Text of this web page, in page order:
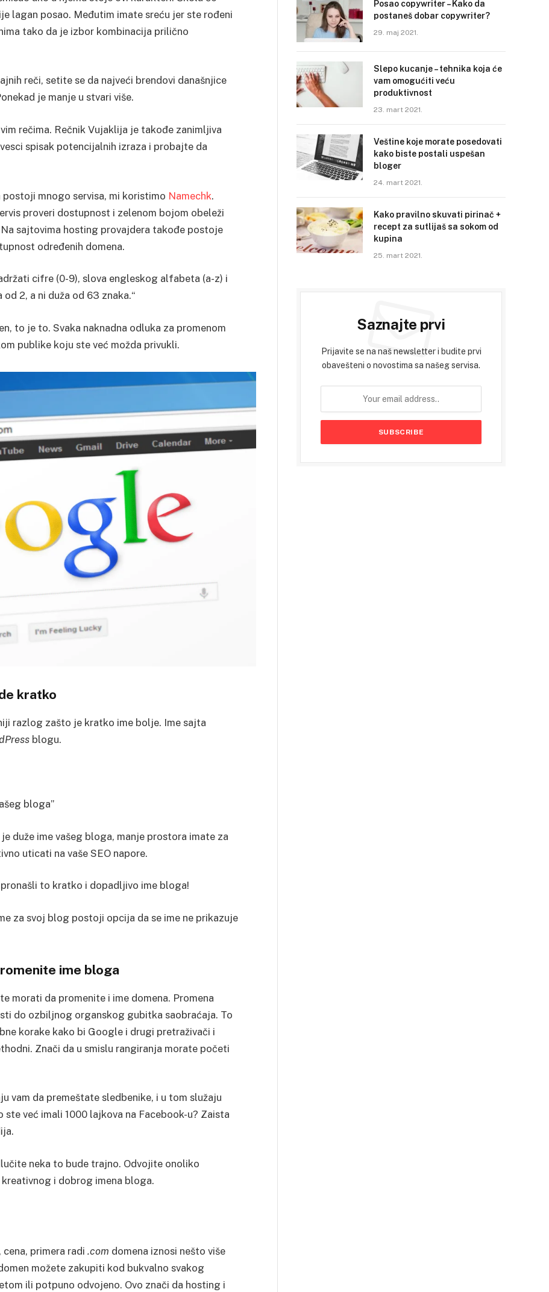
lagan posao. Međutim imate sreću jer ste rođeni
tako da je izbor kombinacija prilično
reči, setite se da najveći brendovi današnjice
je manje u stvari više.
rečima. Rečnik Vujaklija je takođe zanimljiva
spisak potencijalnih izraza i probajte da
mnogo servisa, mi koristimo Namechk.
proveri dostupnost i zelenom bojom obeleži
sajtovima hosting provajdera takođe postoje
određenih domena.
cifre (0-9), slova engleskog alfabeta (a-z) i
2, a ni duža od 63 znaka.“
to je to. Svaka naknadna odluka za promenom
publike koju ste već možda privukli.
kratko
razlog zašto je kratko ime bolje. Ime sajta
blogu.
bloga”
duže ime vašeg bloga, manje prostora imate za
uticati na vaše SEO napore.
to kratko i dopadljivo ime bloga!
za svoj blog postoji opcija da se ime ne prikazuje
ime bloga
morati da promenite i ime domena. Promena
do ozbiljnog organskog gubitka saobraćaja. To
korake kako bi Google i drugi pretraživači i
Znači da u smislu rangiranja morate početi
vam da premeštate sledbenike, i u tom služaju
već imali 1000 lajkova na Facebook-u? Zaista
neka to bude trajno. Odvojite onoliko
i dobrog imena bloga.
primera radi .com domena iznosi nešto više
možete zakupiti kod bukvalno svakog
ili potpuno odvojeno. Ovo znači da hosting i
Posao copywriter – Kako da
postaneš dobar copywriter?
29. maj 2021.
Slepo kucanje – tehnika koja će
vam omogućiti veću
produktivnost
23. mart 2021.
Veštine koje morate posedovati
kako biste postali uspešan
bloger
24. mart 2021.
Kako pravilno skuvati pirinač +
recept za sutlijaš sa sokom od
kupina
25. mart 2021.
Saznajte prvi
Prijavite se na naš newsletter i budite prvi
obavešteni o novostima sa našeg servisa.